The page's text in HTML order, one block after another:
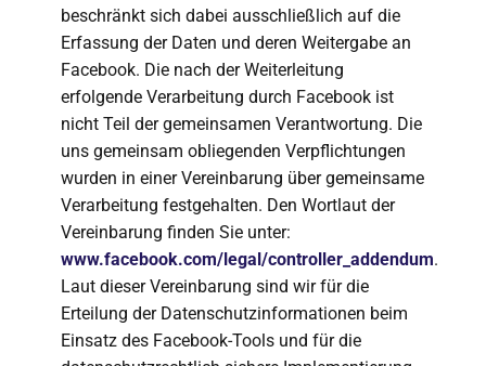
beschränkt sich dabei ausschließlich auf die
Erfassung der Daten und deren Weitergabe an
Facebook. Die nach der Weiterleitung
erfolgende Verarbeitung durch Facebook ist
nicht Teil der gemeinsamen Verantwortung. Die
uns gemeinsam obliegenden Verpflichtungen
wurden in einer Vereinbarung über gemeinsame
Verarbeitung festgehalten. Den Wortlaut der
Vereinbarung finden Sie unter:
www.facebook.com/legal/controller_addendum.
Laut dieser Vereinbarung sind wir für die
Erteilung der Datenschutzinformationen beim
Einsatz des Facebook-Tools und für die